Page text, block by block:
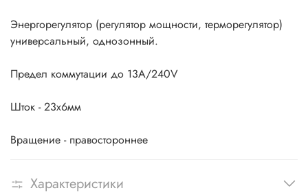
Энергорегулятор (регулятор мощности, терморегулятор)
универсальный, однозонный.
Предел коммутации до 13A/240V
Шток - 23х6мм
Вращение - правостороннее
Характеристики